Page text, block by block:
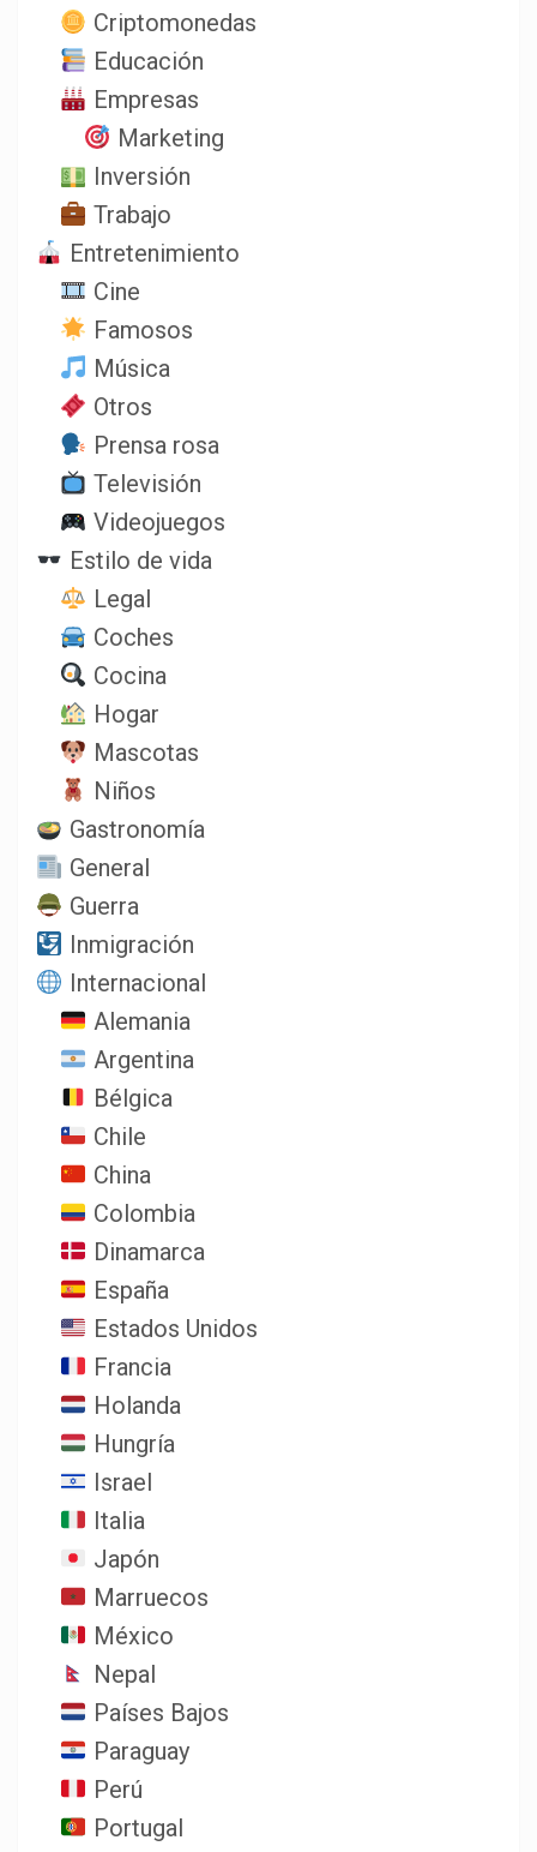
Criptomonedas
Educación
Empresas
Marketing
Inversión
Trabajo
Entretenimiento
Cine
Famosos
Música
Otros
Prensa rosa
Televisión
Videojuegos
Estilo de vida
Legal
Coches
Cocina
Hogar
Mascotas
Niños
Gastronomía
General
Guerra
Inmigración
Internacional
Alemania
Argentina
Bélgica
Chile
China
Colombia
Dinamarca
España
Estados Unidos
Francia
Holanda
Hungría
Israel
Italia
Japón
Marruecos
México
Nepal
Países Bajos
Paraguay
Perú
Portugal